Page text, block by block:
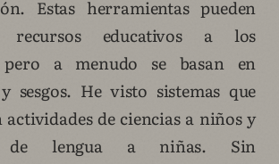
Estas herramientas pueden
recursos educativos a los
pero a menudo se basan en
sesgos. He visto sistemas que
de ciencias a niños y
de lengua a niñas. Sin